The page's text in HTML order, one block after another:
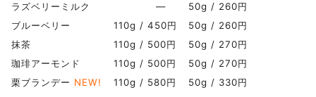
ラズベリーミルク
―
50g / 260円
ブルーベリー
110g / 450円
50g / 260円
抹茶
110g / 500円
50g / 270円
珈琲アーモンド
110g / 500円
50g / 270円
栗ブランデー NEW! 110g / 580円 50g / 330円